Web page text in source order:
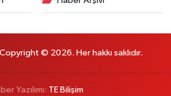
Copyright © 2026. Her hakkı saklıdır.
Yazılımı: TE Bilişim